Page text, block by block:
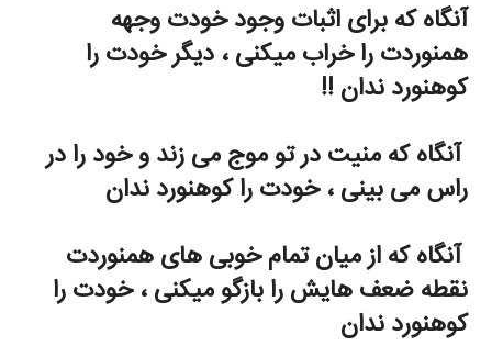
آنگاه که برای اثبات وجود خودت وجهه
همنوردت را خراب میکنی ، دیگر خودت را
کوهنورد ندان !!
آنگاه که منیت در تو موج می زند و خود را در
راس می بینی ، خودت را کوهنورد ندان
آنگاه که از میان تمام خوبی های همنوردت
نقطه ضعف هایش را بازگو میکنی ، خودت را
کوهنورد ندان